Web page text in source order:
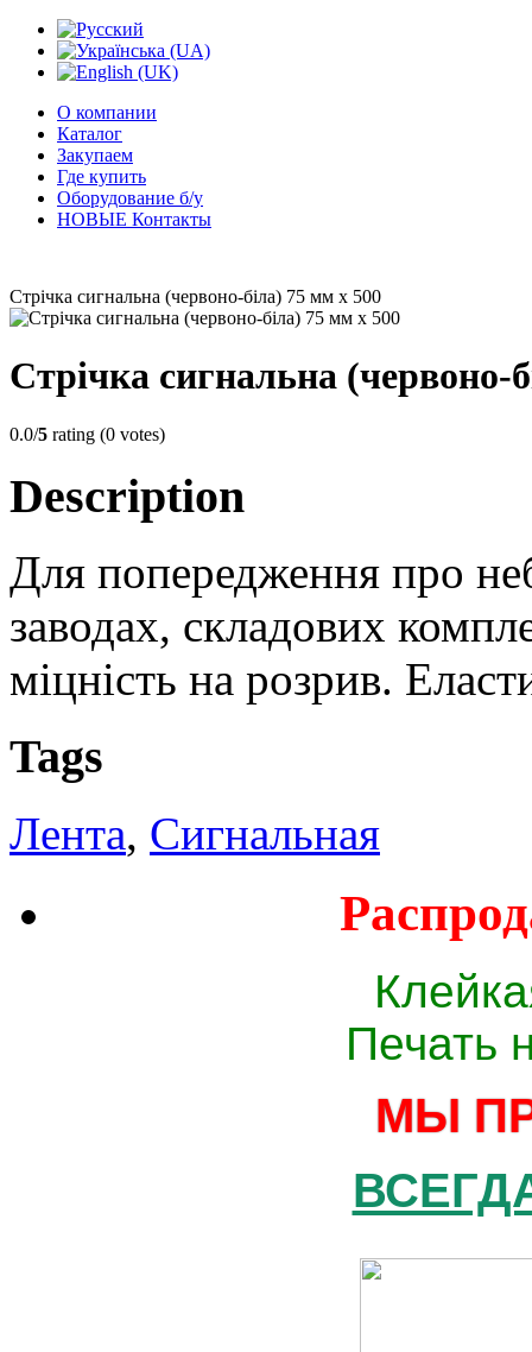
О компании
Каталог
Закупаем
Где купить
Оборудование б/у
НОВЫЕ Контакты
Стрічка сигнальна (червоно-біла) 75 мм х 500
Стрічка сигнальна (червоно-
0.0/5 rating (0 votes)
Description
Для попередження про
заводах, складових
міцність на розрив.
Tags
Лента, Сигнальная
Печать
МЫ